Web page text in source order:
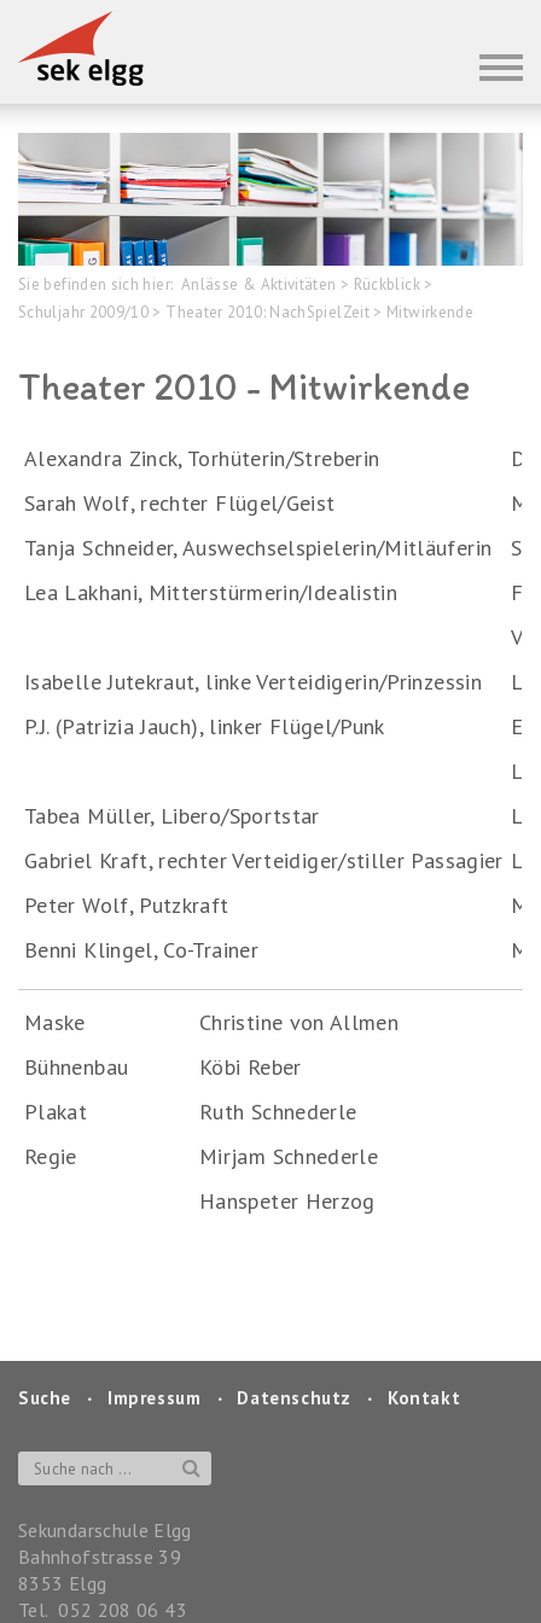
Sie befinden sich hier: Anlässe & Aktivitäten > Rückblick >
Schuljahr 2009/10 > Theater 2010: NachSpielZeit > Mitwirkende
Theater 2010 - Mitwirkende
Alexandra Zinck, Torhüterin/Streberin
Sarah Wolf, rechter Flügel/Geist
Tanja Schneider, Auswechselspielerin/Mitläuferin
Lea Lakhani, Mitterstürmerin/Idealistin
Isabelle Jutekraut, linke Verteidigerin/Prinzessin
P.J. (Patrizia Jauch), linker Flügel/Punk
Tabea Müller, Libero/Sportstar
Gabriel Kraft, rechter Verteidiger/stiller Passagier
Peter Wolf, Putzkraft
Benni Klingel, Co-Trainer
Maske
Christine von Allmen
Bühnenbau
Köbi Reber
Plakat
Ruth Schnederle
Regie
Mirjam Schnederle
Hanspeter Herzog
Suche ‧ Impressum ‧ Datenschutz ‧ Kontakt
Sekundarschule Elgg
Bahnhofstrasse 39
8353 Elgg
Tel. 052 208 06 43